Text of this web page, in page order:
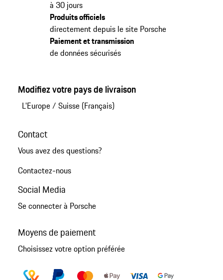
à 30 jours
Produits officiels
directement depuis le site Porsche
Paiement et transmission
de données sécurisés
Modifiez votre pays de livraison
L'Europe/ Suisse (Français)
Contact
Vous avez des questions?
Contactez-nous
Social Media
Se connecter à Porsche
Moyens de paiement
Choisissez votre option préférée